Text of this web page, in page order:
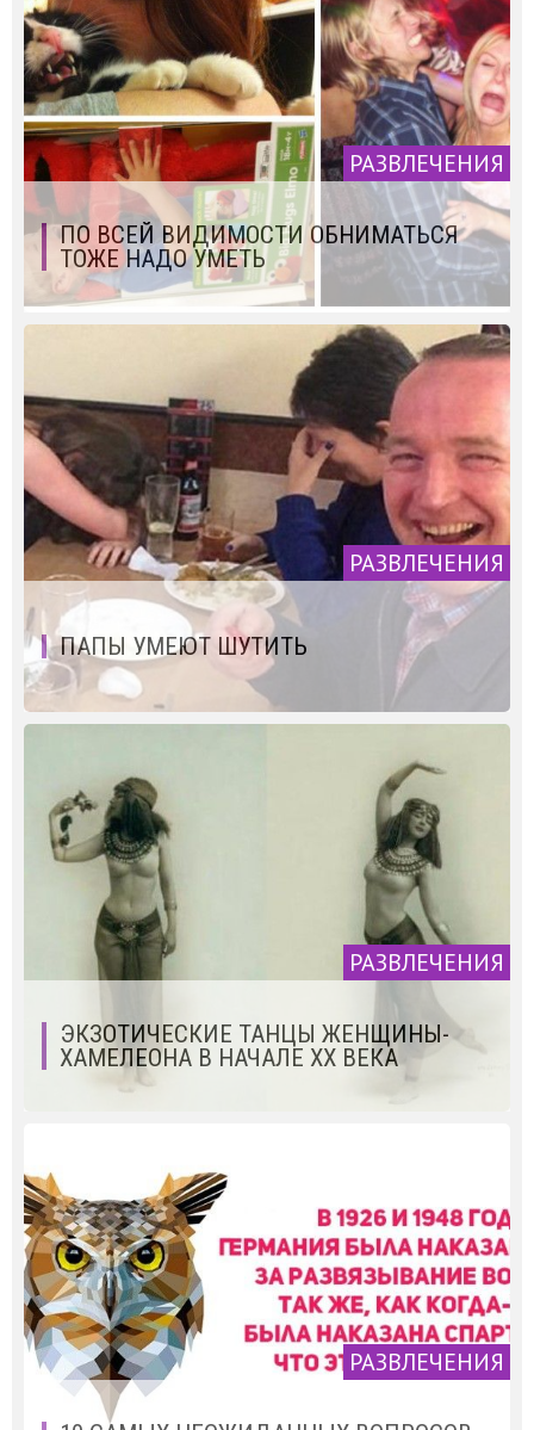
РАЗВЛЕЧЕНИЯ
ПО ВСЕЙ ВИДИМОСТИ ОБНИМАТЬСЯ
ТОЖЕ НАДО УМЕТЬ
РАЗВЛЕЧЕНИЯ
ПАПЫ УМЕЮТ ШУТИТЬ
РАЗВЛЕЧЕНИЯ
ЭКЗОТИЧЕСКИЕ ТАНЦЫ ЖЕНЩИНЫ-
ХАМЕЛЕОНА В НАЧАЛЕ XX ВЕКА
РАЗВЛЕЧЕНИЯ